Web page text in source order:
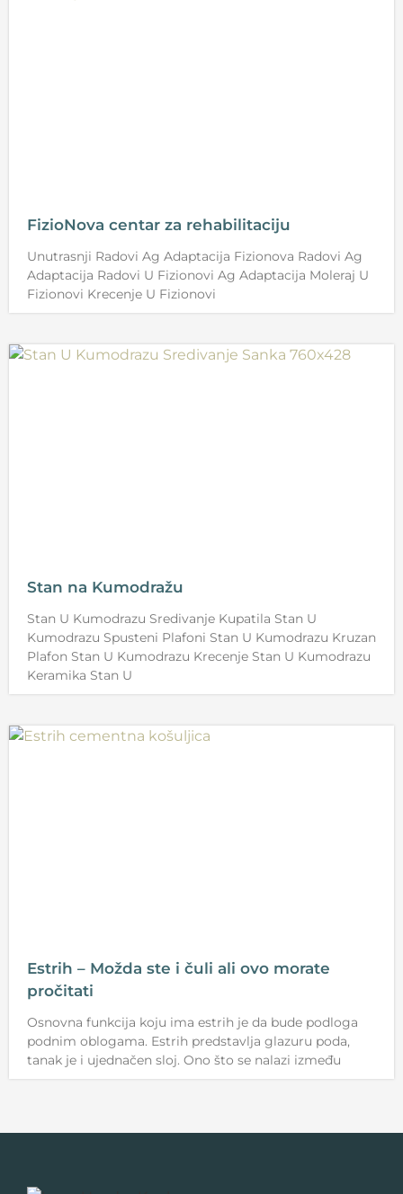
FizioNova centar za rehabilitaciju
Unutrasnji Radovi Ag Adaptacija Fizionova Radovi Ag
Adaptacija Radovi U Fizionovi Ag Adaptacija Moleraj U
Fizionovi Krecenje U Fizionovi
Stan na Kumodražu
Stan U Kumodrazu Sredivanje Kupatila Stan U
Kumodrazu Spusteni Plafoni Stan U Kumodrazu Kruzan
Plafon Stan U Kumodrazu Krecenje Stan U Kumodrazu
Keramika Stan U
Estrih – Možda ste i čuli ali ovo morate
pročitati
Osnovna funkcija koju ima estrih je da bude podloga
podnim oblogama. Estrih predstavlja glazuru poda,
tanak je i ujednačen sloj. Ono što se nalazi između